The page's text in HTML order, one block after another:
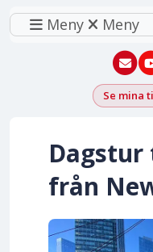
Meny Meny
Se mina
från